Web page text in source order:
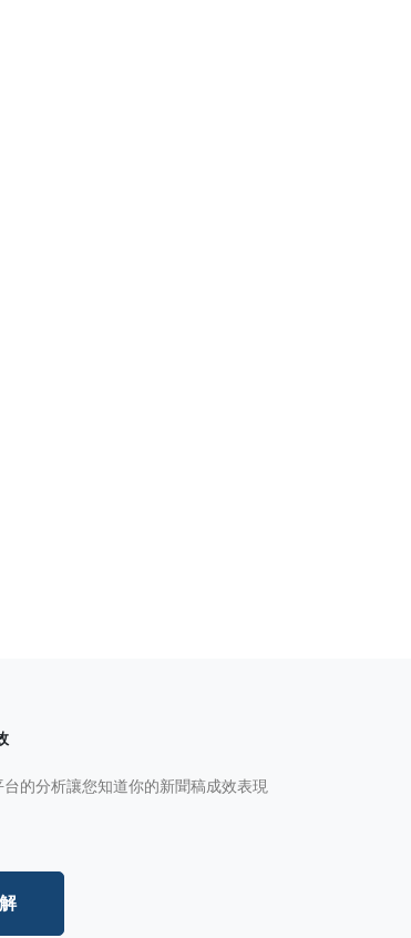
的分析讓您知道你的新聞稿成效表現